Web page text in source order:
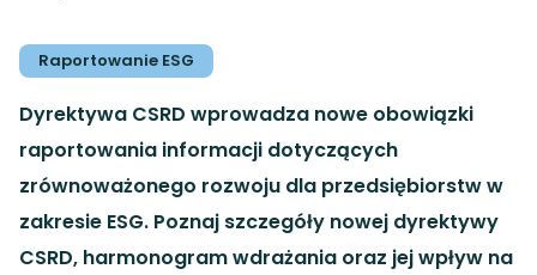
Raportowanie ESG
Dyrektywa CSRD wprowadza nowe obowiązki
raportowania informacji dotyczących
zrównoważonego rozwoju dla przedsiębiorstw w
zakresie ESG. Poznaj szczegóły nowej dyrektywy
CSRD, harmonogram wdrażania oraz jej wpływ na